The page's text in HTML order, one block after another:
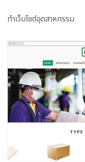
ทำเว็บไซต์อุตสาหกรรม